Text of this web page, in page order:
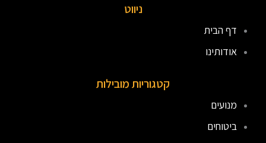
ניווט
דף הבית
אודותינו
קטגוריות מובילות
מנועים
ביטוחים